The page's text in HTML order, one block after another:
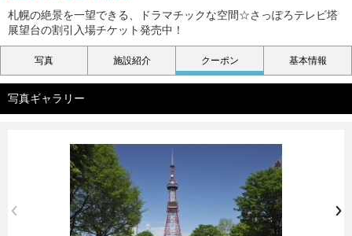
札幌の絶景を一望できる、ドラマチックな空間☆さっぽろテレビ塔
展望台の割引入場チケット発売中！
写真 施設紹介 クーポン 基本情報
写真ギャラリー